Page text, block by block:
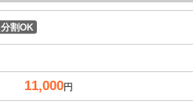
分割OK
11,000円